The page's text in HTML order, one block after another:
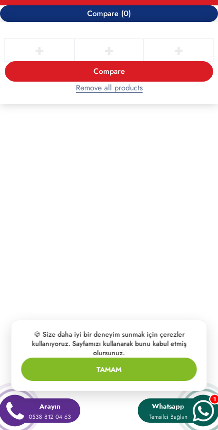
Arayın
0538 812 04 63
Whatsapp
Temsilci Bağlan
1
🍪 Size daha iyi bir deneyim sunmak için çerezler
kullanıyoruz. Sayfamızı kullanarak bunu kabul etmiş
olursunuz.
TAMAM
Compare (0)
Compare
Remove all products